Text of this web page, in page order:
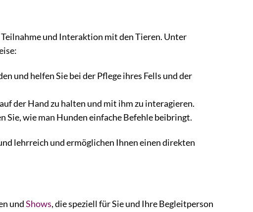
und Interaktion mit den Tieren. Unter
und helfen Sie bei der Pflege ihres Fells und der
der Hand zu halten und mit ihm zu interagieren.
Sie, wie man Hunden einfache Befehle beibringt.
lehrreich und ermöglichen Ihnen einen direkten
undShows, die speziell für Sie und Ihre Begleitperson